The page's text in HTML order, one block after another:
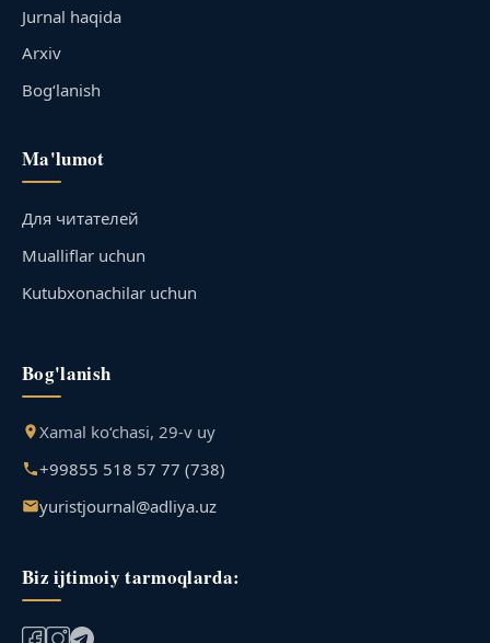
Jurnal haqida
Arxiv
Bog‘lanish
Ma'lumot
Для читателей
Mualliflar uchun
Kutubxonachilar uchun
Bog'lanish
Xamal ko‘chasi, 29-v uy
+99855 518 57 77 (738)
yuristjournal@adliya.uz
Biz ijtimoiy tarmoqlarda: